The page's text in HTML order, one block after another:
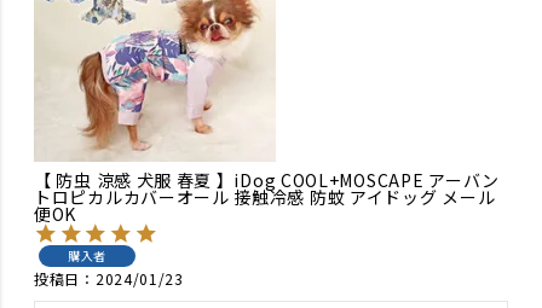
【 防虫 涼感 犬服 春夏 】iDog COOL+MOSCAPE アーバン
トロピカルカバーオール 接触冷感 防蚊 アイドッグ メール
便OK
購入者
投稿日 2024/01/23